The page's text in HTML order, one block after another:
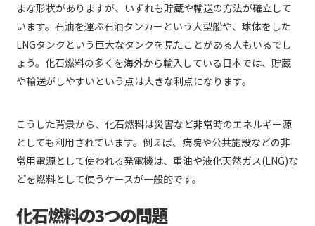
まな形状がありますが、いずれも貯蔵や輸送の方法が確立して
います。石油を運ぶ石油タンカーという大型船や、球体をした
LNGタンクという巨大なタンクを見たことがある人もいるでし
ょう。化石燃料の多くを海外から輸入している日本では、貯蔵
や輸送がしやすいという点は大きな利点になります。
こうした背景から、化石燃料は災害など非常時のエネルギー源
としても利用されています。例えば、病院や公共施設などの非
常用電源として使われる発電機は、重油や液化天然ガス(LNG)な
どを燃料として使うケースが一般的です。
化石燃料の3つの問題